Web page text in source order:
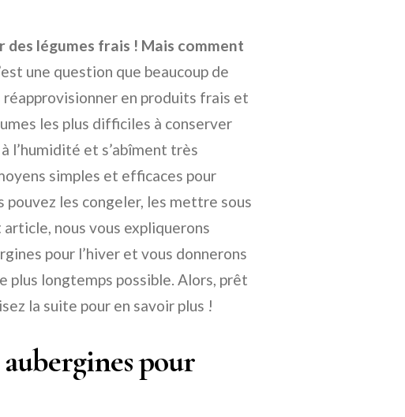
des légumes frais ! Mais comment
une question que beaucoup de
en produits frais et
les plus difficiles à conserver
l’humidité et s’abîment très
simples et efficaces pour
pouvez les congeler, les mettre sous
nous vous expliquerons
pour l’hiver et vous donnerons
plus longtemps possible. Alors, prêt
la suite pour en savoir plus !
pour